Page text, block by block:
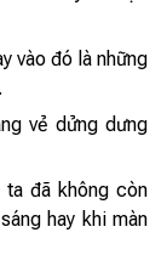
vào đó là những
vẻ dửng dưng
đã không còn
hay khi màn